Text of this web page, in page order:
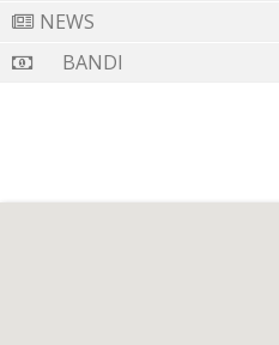
allora il borgo tardo-
Maria e Porta Villotta.
NEWS
BANDI